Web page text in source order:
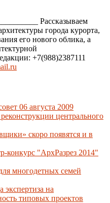
Рассказываем
города курорта,
его нового облика, а
+7(988)2387111
06 августа 2009
центрального
скоро появятся и в
конкурс "АрхРазрез 2014"
многодетных семей
экспертиза на
типовых проектов